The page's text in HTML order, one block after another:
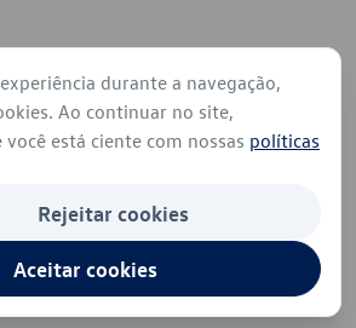
durante a navegação,
Ao continuar no site,
está ciente com nossas políticas
Rejeitar cookies
Aceitar cookies